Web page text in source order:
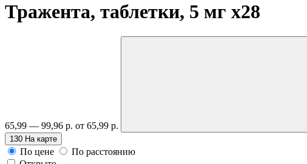
Тражента, таблетки, 5 мг x28
65,99 — 99,96 р. от 65,99 р.
130 На карте
По цене
По расстоянию